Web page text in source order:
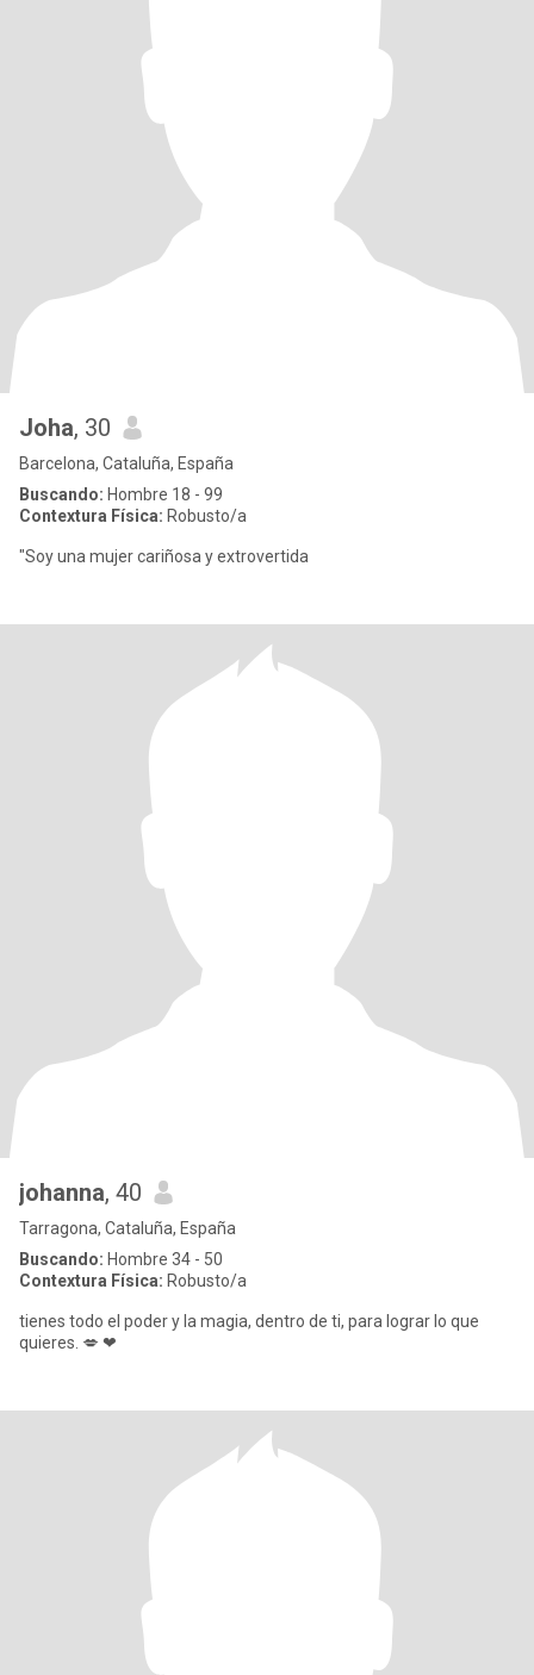
Joha, 30
Barcelona, Cataluña, España
Buscando: Hombre 18 - 99
Contextura Física: Robusto/a
"Soy una mujer cariñosa y extrovertida
johanna, 40
Tarragona, Cataluña, España
Buscando: Hombre 34 - 50
Contextura Física: Robusto/a
tienes todo el poder y la magia, dentro de ti, para lograr lo que
quieres. 💋 ❤